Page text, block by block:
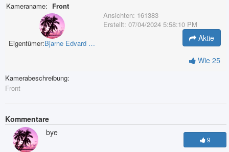
Kameraname: Front
Eigentümer: Bjarne Edvard Petersen
Ansichten: 161383
Erstellt: 07/04/2024 5:58:10 PM
Aktie
Wie 25
Kamerabeschreibung:
Front
Kommentare
bye
9